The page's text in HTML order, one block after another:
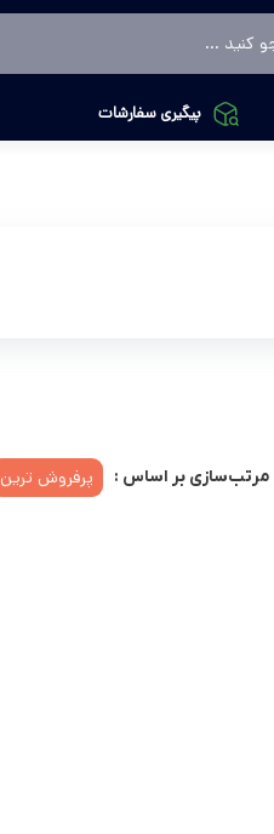
پیگیری سفارشات
مرتب‌سازی بر اساس : پرفروش ترین